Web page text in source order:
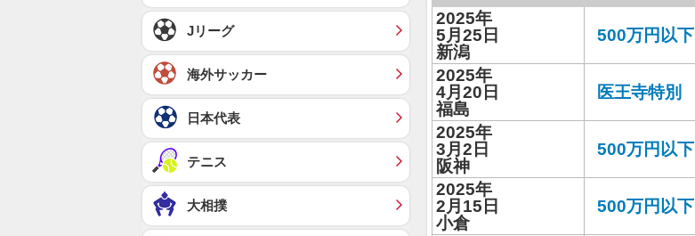
2025年
5月25日
新潟
500万円以下
2025年
4月20日
福島
医王寺特別
2025年
3月2日
阪神
500万円以下
2025年
2月15日
小倉
500万円以下
Jリーグ
海外サッカー
日本代表
テニス
大相撲